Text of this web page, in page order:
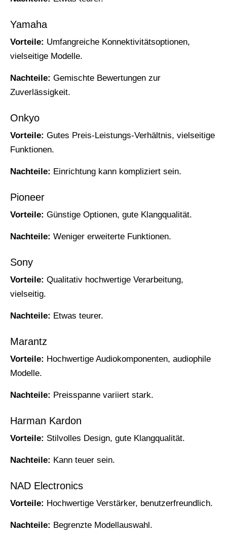
Yamaha
Vorteile: Umfangreiche Konnektivitätsoptionen,
vielseitige Modelle.
Nachteile: Gemischte Bewertungen zur
Zuverlässigkeit.
Onkyo
Vorteile: Gutes Preis-Leistungs-Verhältnis, vielseitige
Funktionen.
Nachteile: Einrichtung kann kompliziert sein.
Pioneer
Vorteile: Günstige Optionen, gute Klangqualität.
Nachteile: Weniger erweiterte Funktionen.
Sony
Vorteile: Qualitativ hochwertige Verarbeitung,
vielseitig.
Nachteile: Etwas teurer.
Marantz
Vorteile: Hochwertige Audiokomponenten, audiophile
Modelle.
Nachteile: Preisspanne variiert stark.
Harman Kardon
Vorteile: Stilvolles Design, gute Klangqualität.
Nachteile: Kann teuer sein.
NAD Electronics
Vorteile: Hochwertige Verstärker, benutzerfreundlich.
Nachteile: Begrenzte Modellauswahl.